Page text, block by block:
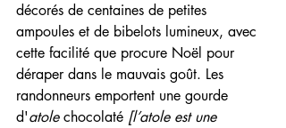
décorés de centaines de petites
ampoules et de bibelots lumineux, avec
cette facilité que procure Noël pour
déraper dans le mauvais goût. Les
randonneurs emportent une gourde
d'atole chocolaté [l’atole est une